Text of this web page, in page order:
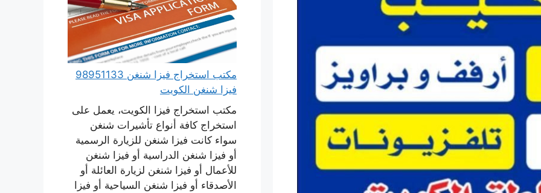
مكتب استخراج فيزا شنغن 98951133
فيزا شنغن الكويت
مكتب استخراج فيزا الكويت، يعمل على
استخراج كافة أنواع تأشيرات شنغن
سواء كانت فيزا شنغن للزيارة الرسمية
أو فيزا شنغن الدراسية أو فيزا شنغن
للأعمال أو فيزا شنغن لزيارة العائلة أو
الأصدقاء أو فيزا شنغن السياحية أو فيزا